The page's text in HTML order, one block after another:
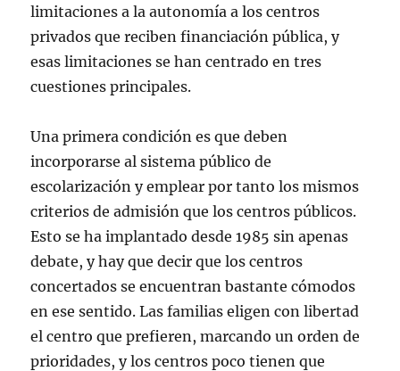
limitaciones a la autonomía a los centros
privados que reciben financiación pública, y
esas limitaciones se han centrado en tres
cuestiones principales.
Una primera condición es que deben
incorporarse al sistema público de
escolarización y emplear por tanto los mismos
criterios de admisión que los centros públicos.
Esto se ha implantado desde 1985 sin apenas
debate, y hay que decir que los centros
concertados se encuentran bastante cómodos
en ese sentido. Las familias eligen con libertad
el centro que prefieren, marcando un orden de
prioridades, y los centros poco tienen que